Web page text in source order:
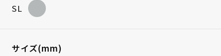
SL
サイズ(mm)